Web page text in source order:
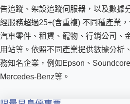
告追蹤、架設追蹤伺服器，以及數據
經服務超過25+(含重複) 不同種產業
汽車零件、租賃、寵物、行銷公司、
用站等。依照不同產業提供數據分析
務知名企業，例如Epson、
Mercedes-Benz等。